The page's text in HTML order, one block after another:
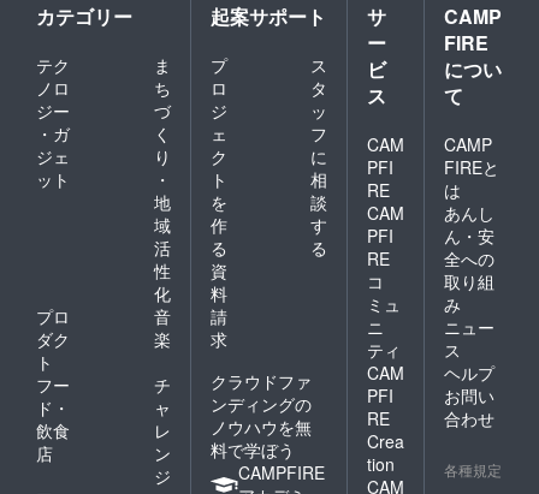
カテゴリー
テク
ノロ
ジー
・ガ
ジェ
ット
ま
ち
づ
く
り
・
地
域
活
性
化
プロ
ダク
ト
音
楽
フー
ド・
飲食
店
チ
ャ
レ
ン
ジ
起案サポート
プ
ロ
ジ
ェ
ク
ト
を
作
る
ス
タ
ッ
フ
に
相
談
す
る
資
料
請
求
クラウドファ
ンディングの
ノウハウを無
料で学ぼう
CAMPFIRE
サ
ー
ビ
ス
CAM
PFI
RE
CAM
PFI
RE
コ
ミュ
ニ
ティ
CAM
PFI
RE
Crea
tion
CAM
CAMP
FIRE
につい
て
CAMP
FIREと
は
あんし
ん・安
全への
取り組
み
ニュー
ス
ヘルプ
お問い
合わせ
各種規定